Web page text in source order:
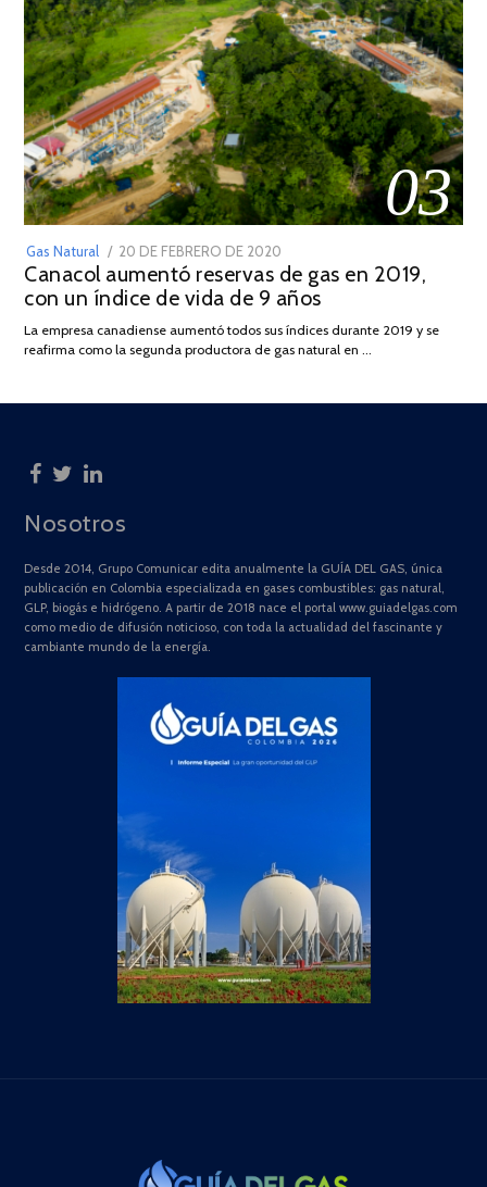
03
Gas Natural
POSTED
ON
20 DE FEBRERO DE 2020
DE
JULIO
2025
Canacol aumentó reservas de gas en 2019,
con un índice de vida de 9 años
La empresa canadiense aumentó todos sus índices durante 2019 y se
reafirma como la segunda productora de gas natural en …
Nosotros
Desde 2014, Grupo Comunicar edita anualmente la GUÍA DEL GAS, única
publicación en Colombia especializada en gases combustibles: gas natural,
GLP, biogás e hidrógeno. A partir de 2018 nace el portal www.guiadelgas.com
como medio de difusión noticioso, con toda la actualidad del fascinante y
cambiante mundo de la energía.